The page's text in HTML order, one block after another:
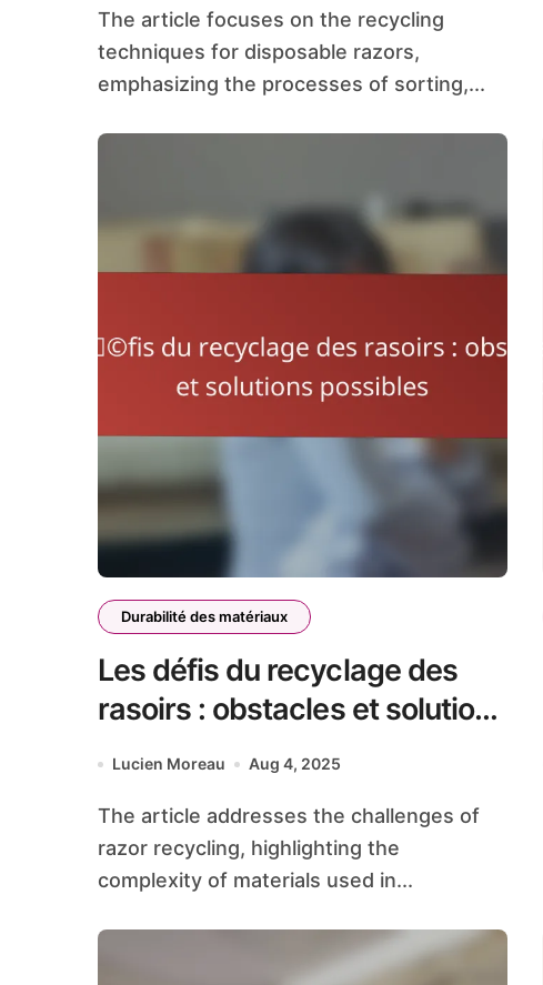
The article focuses on the recycling
techniques for disposable razors,
emphasizing the processes of sorting,...
Durabilité des matériaux
Les défis du recyclage des
rasoirs : obstacles et solutions
possibles
Lucien Moreau Aug 4, 2025
The article addresses the challenges of
razor recycling, highlighting the
complexity of materials used in...